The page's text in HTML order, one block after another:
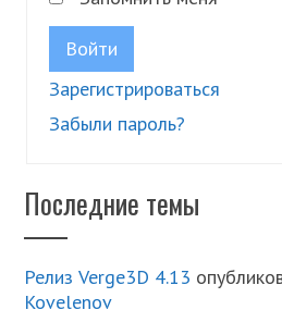
Войти
Зарегистрироваться
Забыли пароль?
Последние темы
Релиз Verge3D 4.13
Kovelenov